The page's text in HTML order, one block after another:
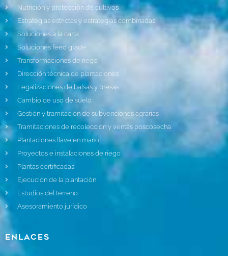
Nutrición y protección de cultivos
Estrategias estrictas y estrategias combinadas
Soluciones a la carta
Soluciones feed grade
Transformaciones de riego
Dirección técnica de plantaciones
Legalizaciones de balsas y presas
Cambio de uso de suelo
Gestión y tramitación de subvenciones agrarias
Tramitaciones de recolección y ventas poscosecha
Plantaciones llave en mano
Proyectos e instalaciones de riego
Plantas certificadas
Ejecución de la plantación
Estudios del terreno
Asesoramiento jurídico
Enlaces